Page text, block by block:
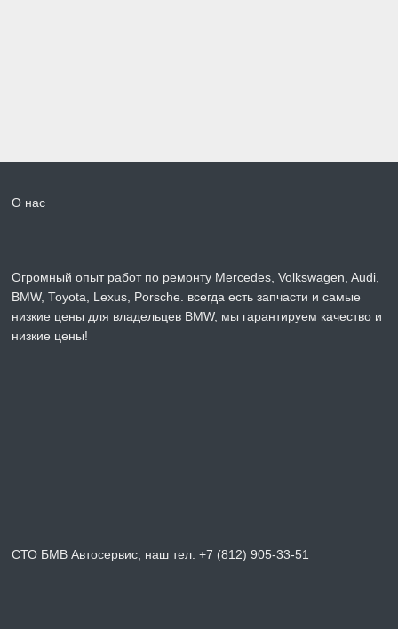
О нас
Огромный опыт работ по ремонту Mercedes, Volkswagen, Audi,
BMW, Toyota, Lexus, Porsche. всегда есть запчасти и самые
низкие цены для владельцев BMW, мы гарантируем качество и
низкие цены!
СТО БМВ Автосервис, наш тел. +7 (812) 905-33-51